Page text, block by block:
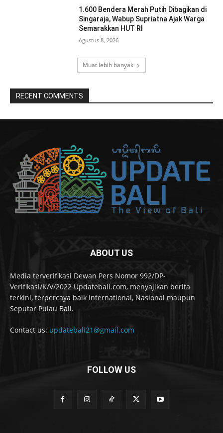
1.600 Bendera Merah Putih Dibagikan di
Singaraja, Wabup Supriatna Ajak Warga
Semarakkan HUT RI
Agustus 8, 2026
Muat lebih banyak
RECENT COMMENTS
ABOUT US
Media terverifikasi Dewan Pers Nomor 992/DP-
Verifikasi/K/V/2022 Updatebali.com, menyajikan berita
terkini, terpercaya baik International, Nasional maupun
Seputar Pulau Bali.
Contact us: updatebali21@gmail.com
FOLLOW US